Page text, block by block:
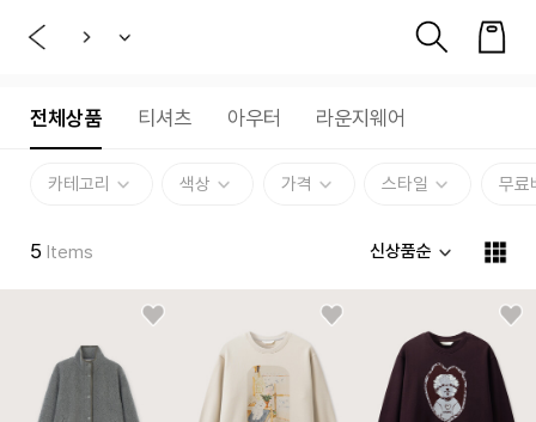
전체상품 티셔츠 아우터 라운지웨어
카테고리 색상 가격 스타일 무료
5 Items 신상품순